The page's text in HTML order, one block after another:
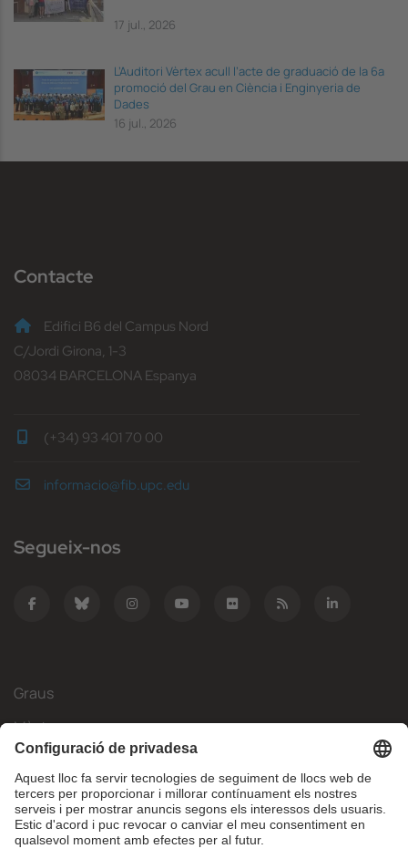
17 jul., 2026
L’Auditori Vèrtex acull l’acte de graduació de la 6a
promoció del Grau en Ciència i Enginyeria de
Dades
16 jul., 2026
Contacte
Edifici B6 del Campus Nord
C/Jordi Girona, 1-3
08034 BARCELONA Espanya
(+34) 93 401 70 00
informacio@fib.upc.edu
Segueix-nos
Graus
Màsters
Mobilitat Internacional
Recerca
Empresa